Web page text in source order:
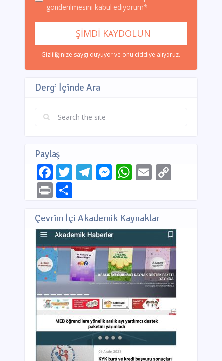
gönderilmesini kabul ediyorum*
Gizliliğinize saygı duyuyor ve onu ciddiye alıyoruz.
Dergi İçinde Ara
Paylaş
Facebook
Twitter
Telegram
Messenger
WhatsApp
EmailCopy
PrintShare
Çevrim İçi Akademik Kaynaklar